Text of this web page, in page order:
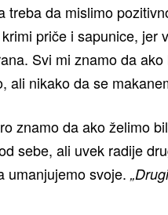
treba da mislimo
priče i sapunice, jer
Svi mi znamo da
ali nikako da se
znamo da ako želimo
sebe, ali uvek radije
umanjujemo svoje.